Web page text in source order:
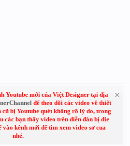
Youtube mới của Việt Designer tại địa
để theo dõi các video về thiết
cũ bị Youtube quét không rõ lý do, trong
các bạn thấy video trên diễn đàn bị die
vào kênh mới để tìm xem video sơ cua
nhé.